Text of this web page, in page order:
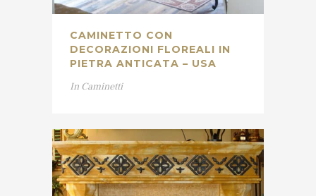
CAMINETTO CON
DECORAZIONI FLOREALI IN
PIETRA ANTICATA – USA
In Caminetti